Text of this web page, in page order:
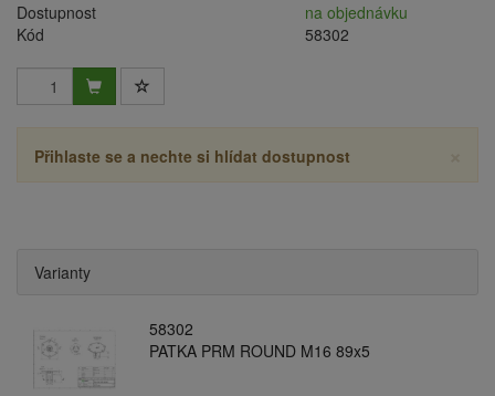
Dostupnost
na objednávku
Kód
58302
Přihlaste se a nechte si hlídat dostupnost
Varianty
58302
PATKA PRM ROUND M16 89x5